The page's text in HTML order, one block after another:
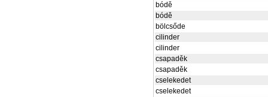
bódě
bódě
bölcsőde
cilinder
cilinder
csapaděk
csapaděk
cselekedet
cselekedet